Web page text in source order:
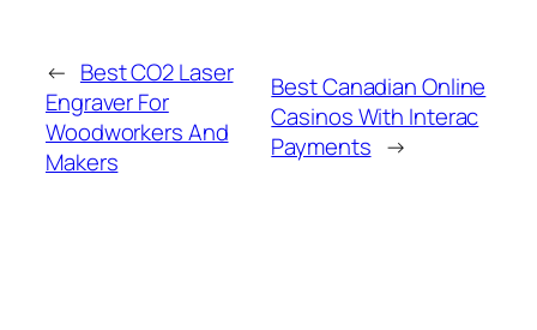
← Best CO2 Laser
Engraver For
Woodworkers And
Makers
Best Canadian Online
Casinos With Interac
Payments →